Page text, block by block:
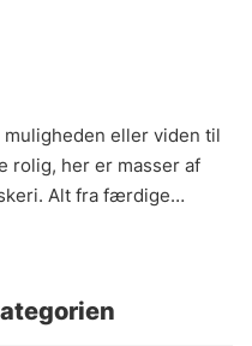
muligheden eller viden til
rolig, her er masser af
Alt fra færdige